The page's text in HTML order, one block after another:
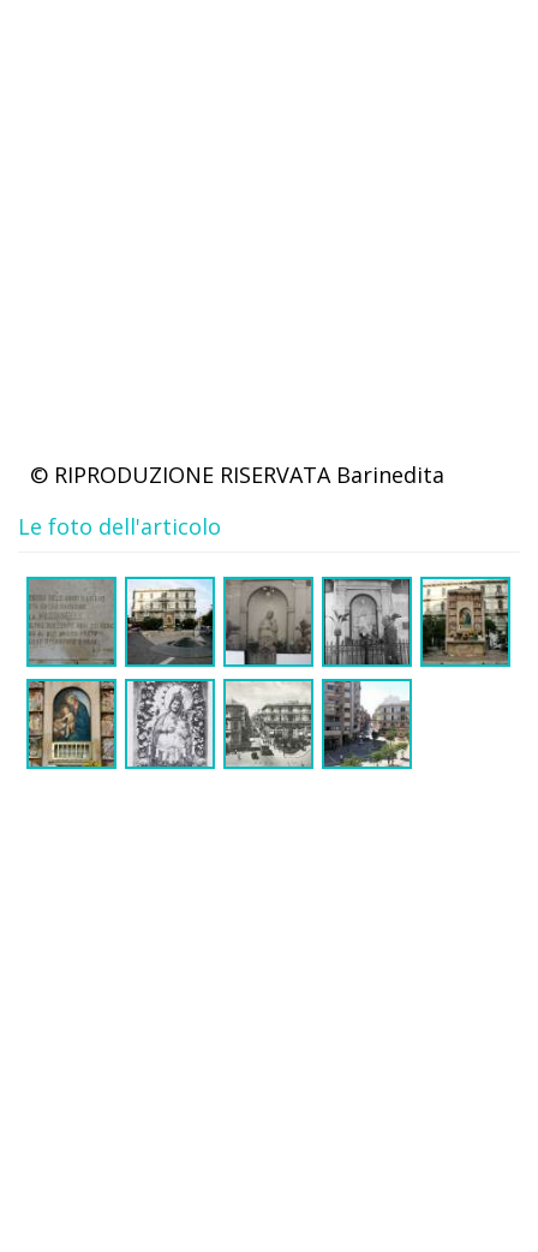
© RIPRODUZIONE RISERVATA Barinedita
Le foto dell'articolo